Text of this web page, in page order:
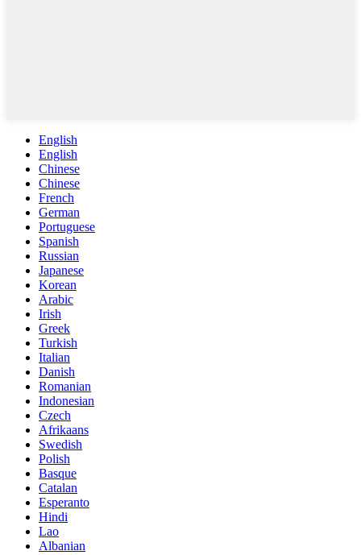
English
English
Chinese
Chinese
French
German
Portuguese
Spanish
Russian
Japanese
Korean
Arabic
Irish
Greek
Turkish
Italian
Danish
Romanian
Indonesian
Czech
Afrikaans
Swedish
Polish
Basque
Catalan
Esperanto
Hindi
Lao
Albanian